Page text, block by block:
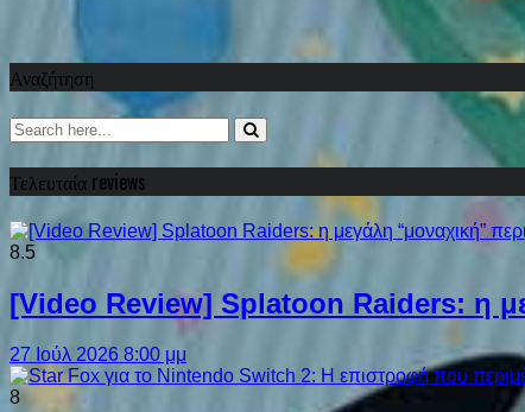
Αναζήτηση
Τελευταία reviews
8.5
[Video Review] Splatoon Raiders: η
27 Ιούλ 2026 8:00 μμ
8